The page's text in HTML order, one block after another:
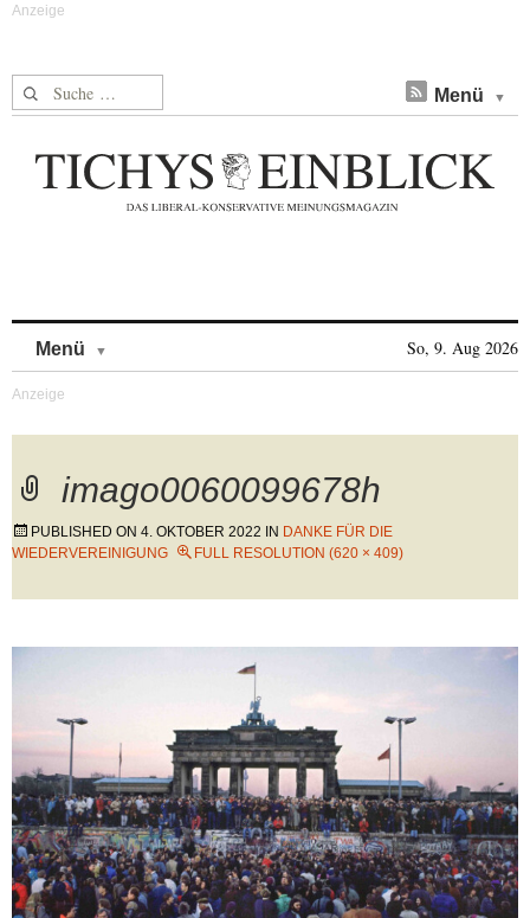
Suche nach: Menü
Menü So, 9. Aug 2026
imago0060099678h
PUBLISHED ON 4. OKTOBER 2022 IN DANKE FÜR DIE
WIEDERVEREINIGUNG
FULL RESOLUTION (620 × 409)